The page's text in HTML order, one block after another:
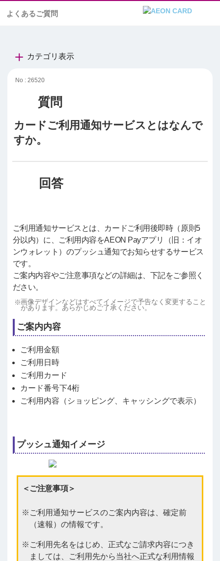
よくあるご質問
カテゴリ表示
No : 26520
カードご利用通知サービスとはなんで
すか。
ご利用通知サービスとは、カードご利用後即時（原則5
分以内）に、ご利用内容をAEON Payアプリ（旧：イオ
ンウォレット）のプッシュ通知でお知らせするサービス
です。
ご案内内容やご注意事項などの詳細は、下記をご参照く
ださい。
画像デザインなどはすべてイメージで予告なく変更すること
があります。あらかじめご了承ください。
ご案内内容
ご利用金額
ご利用日時
ご利用カード
カード番号下4桁
ご利用内容（ショッピング、キャッシングで表示）
プッシュ通知イメージ
＜ご注意事項＞
ご利用通知サービスのご案内内容は、確定前
（速報）の情報です。
ご利用先名をはじめ、正式なご請求内容につき
ましては、ご利用先から当社へ正式な利用情報